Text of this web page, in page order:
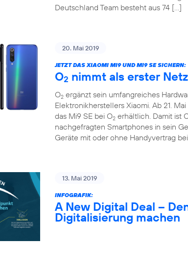
Deutschland Team besteht aus 74 […]
20. Mai 2019
JETZT DAS XIAOMI MI9 UND MI9 SE SICHERN:
O2 nimmt als erster
O2 ergänzt sein umfangreiches
Elektronikherstellers Xiaomi. Ab 21.
das Mi9 SE bei O2 erhältlich. Damit ist
nachgefragten Smartphones in sein
Geräte mit oder ohne Handyvertrag
13. Mai 2019
INFOGRAFIK:
A New Digital Deal –
Digitalisierung machen